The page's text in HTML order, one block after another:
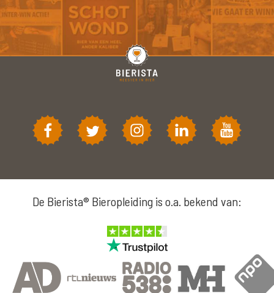
De Bierista® Bieropleiding is o.a. bekend van: